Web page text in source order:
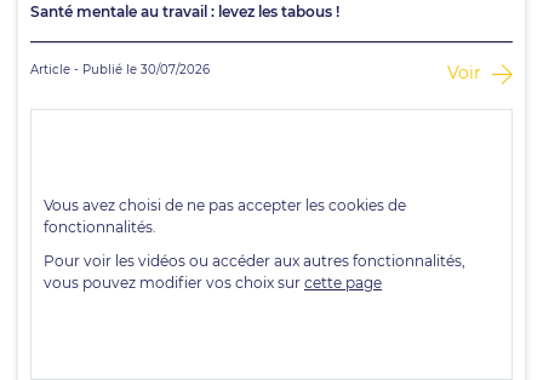
Santé mentale au travail : levez les tabous !
Article - Publié le 30/07/2026 Voir